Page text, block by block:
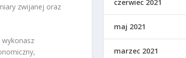
zwijanej oraz
czerwiec 2021
maj 2021
marzec 2021